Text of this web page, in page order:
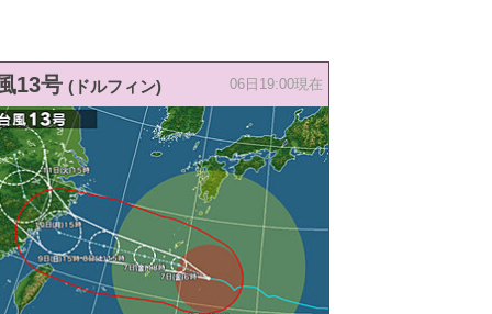
13号 (ドルフィン) 06日19:00現在